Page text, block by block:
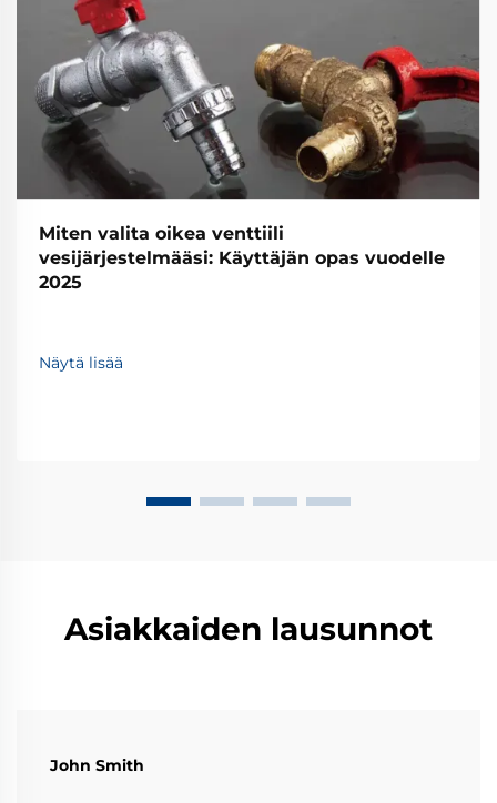
Miten valita oikea venttiili
vesijärjestelmääsi: Käyttäjän opas vuodelle
2025
Näytä lisää
Asiakkaiden lausunnot
John Smith